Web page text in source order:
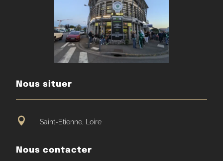
Nous situer
 Saint-Etienne, Loire
Nous contacter